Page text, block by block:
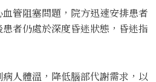
管阻塞問題，院方迅速安排患者
者仍處於深度昏迷狀態，昏迷指
人體溫，降低腦部代謝需求，以